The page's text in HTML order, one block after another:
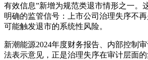
有效信息”新增为规范类退市情形之一。
明确的监管信号：上市公司治理失序不
可能触发退市的系统性风险。
新潮能源2024年度财务报告、内部控制
法表示意见，正是治理失序在审计层面